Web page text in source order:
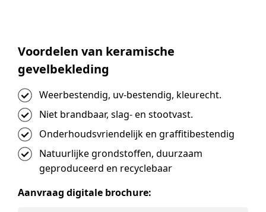
Voordelen van keramische
gevelbekleding
Weerbestendig, uv-bestendig, kleurecht.
Niet brandbaar, slag- en stootvast.
Onderhoudsvriendelijk en graffitibestendig
Natuurlijke grondstoffen, duurzaam
geproduceerd en recyclebaar
Aanvraag digitale brochure: